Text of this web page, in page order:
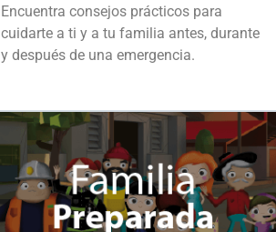
Encuentra consejos prácticos para
cuidarte a ti y a tu familia antes, durante
y después de una emergencia.